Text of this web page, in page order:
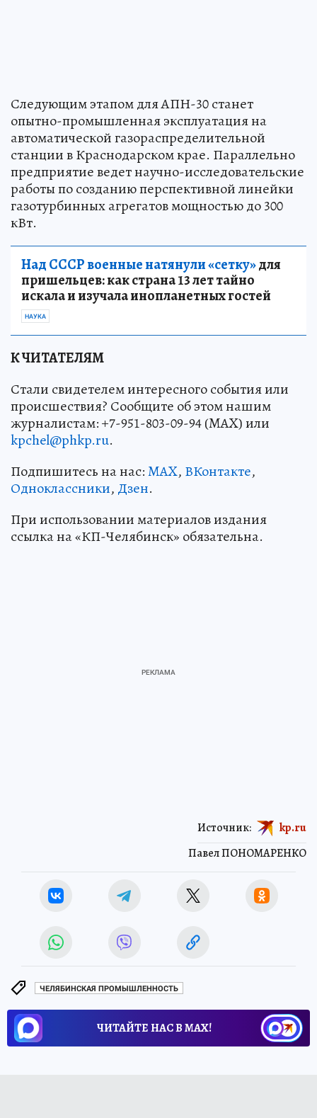
Следующим этапом для АПН-30 станет
опытно-промышленная эксплуатация на
автоматической газораспределительной
станции в Краснодарском крае. Параллельно
предприятие ведет научно-исследовательские
работы по созданию перспективной линейки
газотурбинных агрегатов мощностью до 300
кВт.
Над СССР военные натянули «сетку»для
пришельцев: как страна 13 лет тайно
искала и изучала инопланетных гостей
НАУКА
К ЧИТАТЕЛЯМ
Стали свидетелем интересного события или
происшествия? Сообщите об этом нашим
журналистам: +7-951-803-09-94 (MAX) или
kpchel@phkp.ru.
Подпишитесь на нас:MAX, ВКонтакте,
Одноклассники, Дзен.
При использовании материалов издания
ссылка на «КП-Челябинск» обязательна.
Павел ПОНОМАРЕНКО
Источник: kp.ru
ЧЕЛЯБИНСКАЯ ПРОМЫШЛЕННОСТЬ
ЧИТАЙТЕ НАС В МАХ!